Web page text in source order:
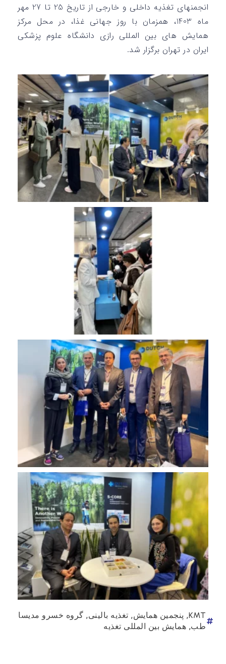
انجمنهای تغذیه داخلی و خارجی از تاریخ 25 تا 27 مهر
ماه 1403، همزمان با روز جهانی غذا، در محل مرکز
همایش های بین المللی رازی دانشگاه علوم پزشکی
ایران در تهران برگزار شد.
KMT
, پنجمین همایش, تغذیه بالینی, گروه خسرو مدیسا
طب, همایش بین المللی تغذیه